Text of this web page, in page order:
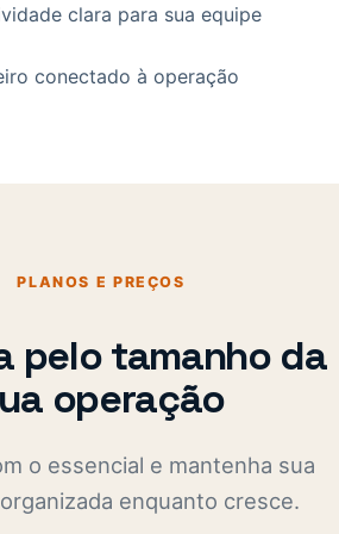
clara para sua equipe
conectado à operação
PLANOS E PREÇOS
pelo tamanho da
operação
o essencial e mantenha sua
enquanto cresce.